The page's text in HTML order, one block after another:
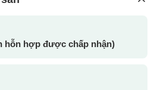
hỗn hợp được chấp nhận)